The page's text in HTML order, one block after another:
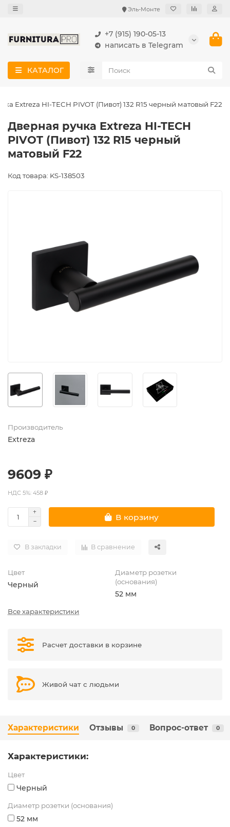
Эль-Монте
+7 (915) 190-05-13
написать в Telegram
КАТАЛОГ
Extreza HI-TECH PIVOT (Пивот) 132 R15 черный матовый F22
Дверная ручка Extreza HI-TECH
PIVOT (Пивот) 132 R15 черный
матовый F22
Код товара: KS-138503
Производитель
Extreza
9609 ₽
НДС 5%: 458 ₽
В корзину
В закладки В сравнение
Цвет
Черный
Диаметр розетки
(основания)
52 мм
Все характеристики
Расчет доставки в корзине
Живой чат с людьми
Характеристики Отзывы 0 Вопрос-ответ 0
Характеристики:
Цвет
Черный
Диаметр розетки (основания)
52 мм